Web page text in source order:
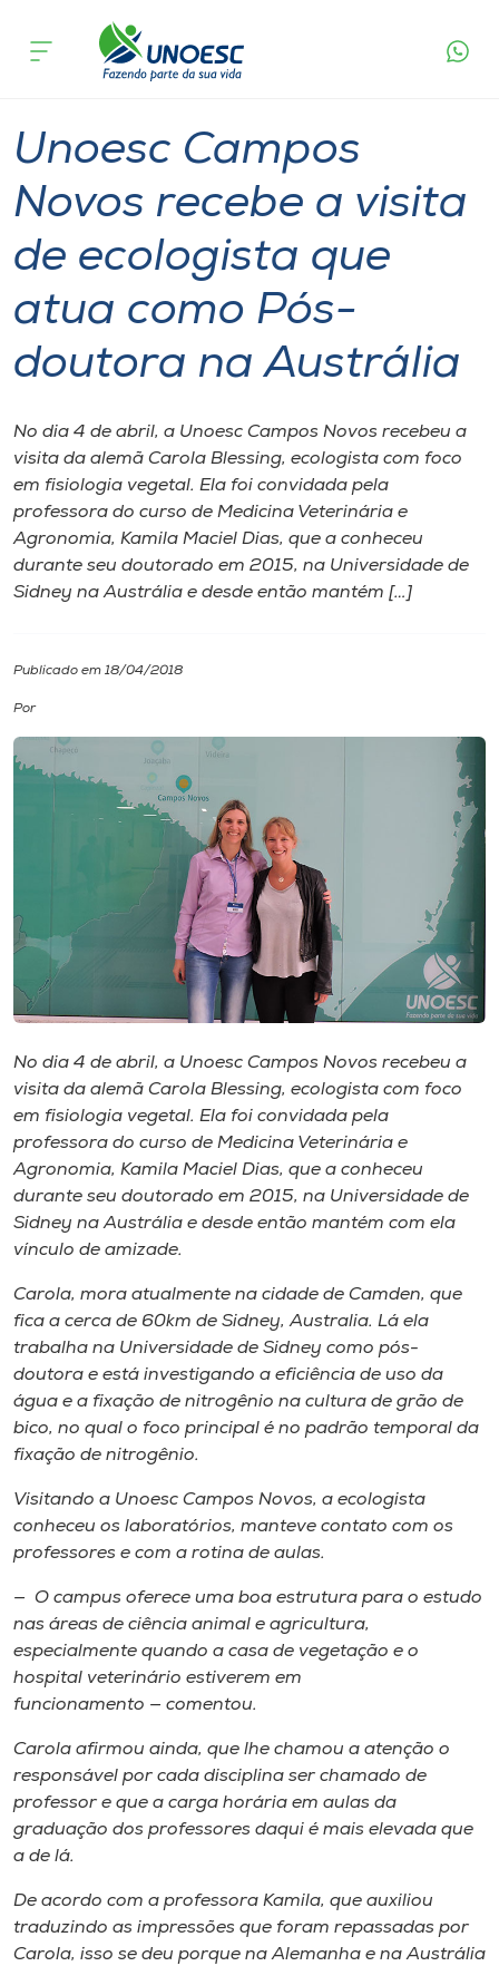
Cursos
Pesquisa
Atendimento ao Estudante
Portal de Ensino
Internacionalização
I.nova
Cultura
CPA
Biblioteca
Rádio
Museu
Store
o idioma
A+
A-
acontece
Austrália
Unoesc Campos
Novos recebe a visita
de ecologista que
atua como Pós-
doutora na Austrália
No dia 4 de abril, a Unoesc Campos Novos recebeu a
visita da alemã Carola Blessing, ecologista com foco
em fisiologia vegetal. Ela foi convidada pela
professora do curso de Medicina Veterinária e
Agronomia, Kamila Maciel Dias, que a conheceu
durante seu doutorado em 2015, na Universidade de
Sidney na Austrália e desde então mantém […]
Publicado em 18/04/2018
Por
No dia 4 de abril, a Unoesc Campos Novos recebeu a
visita da alemã Carola Blessing, ecologista com foco
em fisiologia vegetal. Ela foi convidada pela
professora do curso de Medicina Veterinária e
Agronomia, Kamila Maciel Dias, que a conheceu
durante seu doutorado em 2015, na Universidade de
Sidney na Austrália e desde então mantém com ela
vínculo de amizade.
Carola, mora atualmente na cidade de Camden, que
fica a cerca de 60km de Sidney, Australia. Lá ela
trabalha na Universidade de Sidney como pós-
doutora e está investigando a eficiência de uso da
água e a fixação de nitrogênio na cultura de grão de
bico, no qual o foco principal é no padrão temporal da
fixação de nitrogênio.
Visitando a Unoesc Campos Novos, a ecologista
conheceu os laboratórios, manteve contato com os
professores e com a rotina de aulas.
— O campus oferece uma boa estrutura para o estudo
nas áreas de ciência animal e agricultura,
especialmente quando a casa de vegetação e o
hospital veterinário estiverem em
funcionamento — comentou.
Carola afirmou ainda, que lhe chamou a atenção o
responsável por cada disciplina ser chamado de
professor e que a carga horária em aulas da
graduação dos professores daqui é mais elevada que
a de lá.
De acordo com a professora Kamila, que auxiliou
traduzindo as impressões que foram repassadas por
Carola, isso se deu porque na Alemanha e na Austrália